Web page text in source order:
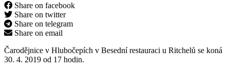
Share on facebook
Share on twitter
Share on telegram
Share on email
Čarodějnice v Hlubočepích v Besední restauraci u Ritchelů se koná
30. 4. 2019 od 17 hodin.